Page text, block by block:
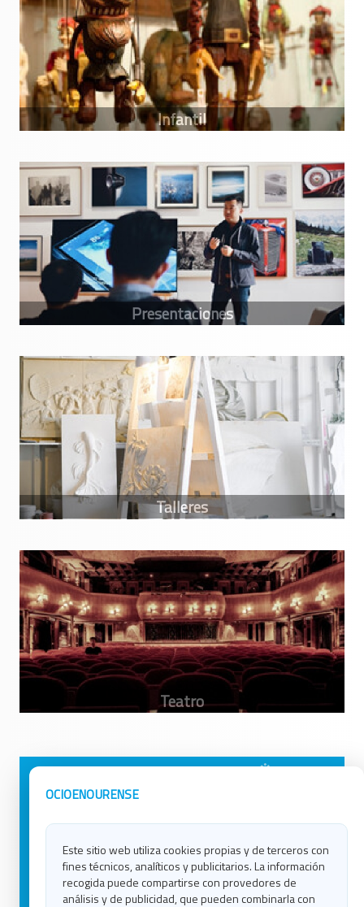
OCIOENOURENSE
Este sitio web utiliza cookies propias y de terceros con
fines técnicos, analíticos y publicitarios. La información
recogida puede compartirse con provedores de
análisis y de publicidad, que pueden combinarla con
Avisos Legales
Contacto
Política de Cookies
Ocio en Lugo
Ocio en Ourense
Ocio en Pontevedra